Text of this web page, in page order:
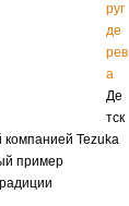
руг
де
рев
а
Де
тск
компанией Tezuka
пример